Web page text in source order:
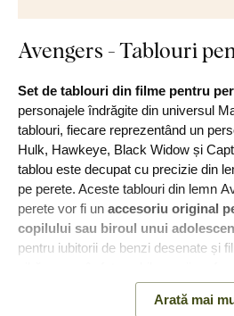
Avengers - Tablouri
Set de tablouri din filme pentru
personajele îndrăgite din universul
tablouri, fiecare reprezentând un
Hulk, Hawkeye, Black Widow și
tablou este decupat cu precizie din
pe perete. Aceste tablouri din lemn
perete vor fi un accesoriu original
copilului sau biroul unui
pentru iubitorii de benzi desenate și
Fiecare tablou
Arată mai